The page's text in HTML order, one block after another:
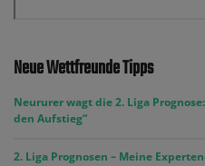
Neue Wettfreunde Tipps
Neururer wagt die 2. Liga
den Aufstieg“
2. Liga Prognosen – Meine